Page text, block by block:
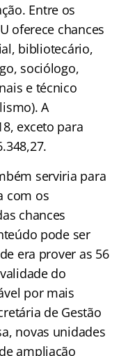
Entre os
oferece chances
bibliotecário,
sociólogo,
e técnico
A
exceto para
serviria para
com os
chances
pode ser
era prover as 56
do
por mais
de Gestão
novas unidades
ampliação